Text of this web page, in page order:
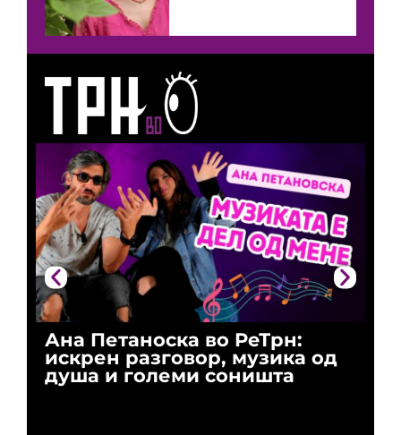
Ана Петаноска во РеТрн:
искрен разговор, музика од
душа и големи соништа